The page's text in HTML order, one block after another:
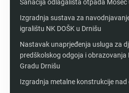
Sanacija odlagališta otpada Moseć
Izgradnja sustava za
igralištu NK DOŠK u Drnišu
Nastavak unaprjeđenja usluga za
predškolskog odgoja i obrazovanja
Gradu Drnišu
Izgradnja metalne konstrukcije nad